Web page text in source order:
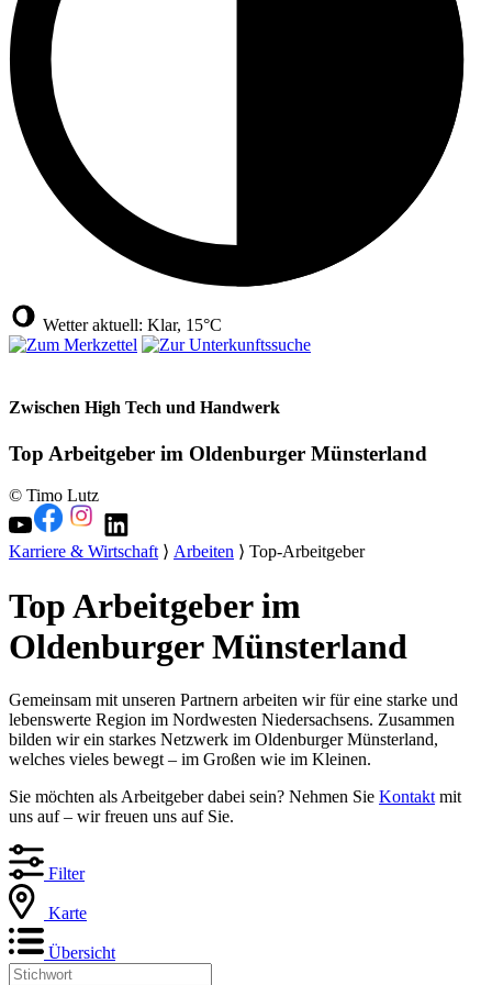
Wetter aktuell: Klar, 15°C
Zwischen High Tech und Handwerk
Top Arbeitgeber im Oldenburger Münsterland
© Timo Lutz
Karriere & Wirtschaft⟩ Arbeiten ⟩ Top-Arbeitgeber
Top Arbeitgeber im
Oldenburger Münsterland
Gemeinsam mit unseren Partnern arbeiten wir für eine starke und
lebenswerte Region im Nordwesten Niedersachsens. Zusammen
bilden wir ein starkes Netzwerk im Oldenburger Münsterland,
welches vieles bewegt – im Großen wie im Kleinen.
Sie möchten als Arbeitgeber dabei sein? Nehmen Sie Kontakt mit
uns auf – wir freuen uns auf Sie.
Filter
Karte
Übersicht